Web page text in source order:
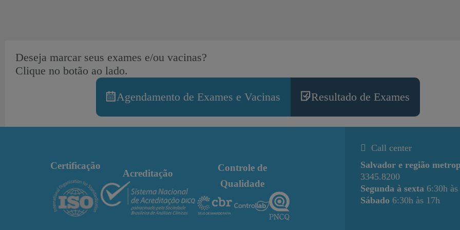
Deseja marcar seus exames e/ou vacinas?
Clique no botão ao lado.
Agendamento de Exames e Vacinas Resultado de Exames
Certificação
Acreditação
Controle de
Qualidade
Call center
Salvador e região
3345.8200
Segunda à sexta 6:30h
Sábado 6:30h às 17h